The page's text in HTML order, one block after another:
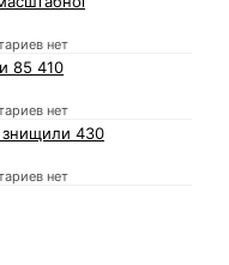
нет
85 410
нет
знищили 430
нет